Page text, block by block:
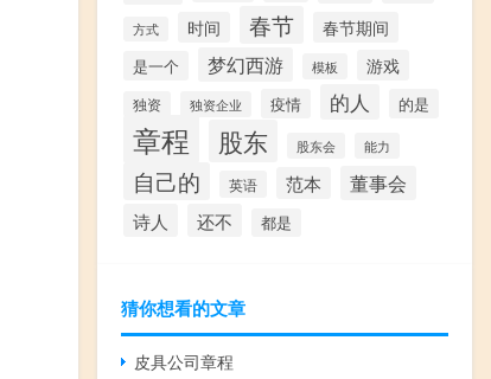
方式 时间 春节 春节期间
是一个 梦幻西游 模板 游戏
独资 独资企业 疫情 的人 的是
章程 股东 股东会 能力
自己的 英语 范本 董事会
诗人 还不 都是
猜你想看的文章
皮具公司章程